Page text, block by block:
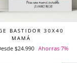
BASTIDOR 30X40
MAMÁ
$24.990 Ahorras 7%